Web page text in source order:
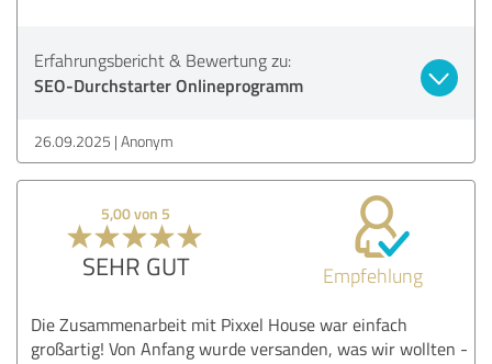
Erfahrungsbericht & Bewertung zu:
SEO-Durchstarter Onlineprogramm
26.09.2025 Anonym
5,00 von 5
SEHR GUT Empfehlung
Die Zusammenarbeit mit Pixxel House war einfach
großartig! Von Anfang wurde versanden, was wir wollten -